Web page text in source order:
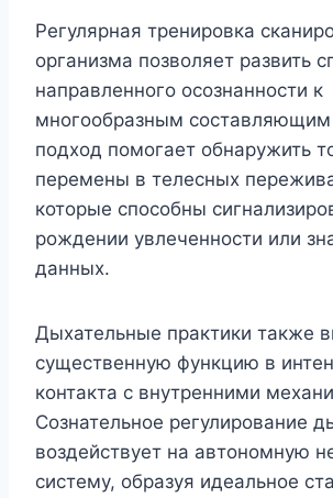
Регулярная тренировка
организма позволяет развить
направленного осознанности к
многообразным составляющим
подход помогает обнаружить
перемены в телесных
которые способны
рождении увлеченности или
данных.
Дыхательные практики также
существенную функцию в
контакта с внутренними
Сознательное регулирование
воздействует на автономную
систему, образуя идеальное